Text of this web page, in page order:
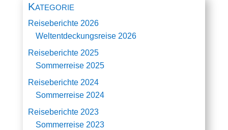
Kategorie
Reiseberichte 2026
Weltentdeckungsreise 2026
Reiseberichte 2025
Sommerreise 2025
Reiseberichte 2024
Sommerreise 2024
Reiseberichte 2023
Sommerreise 2023